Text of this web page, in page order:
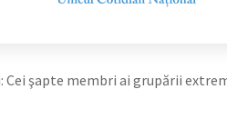
Cei şapte membri ai grupării